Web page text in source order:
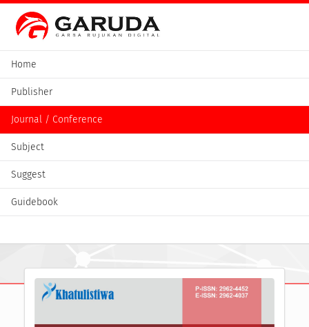
Home
Publisher
Journal / Conference
Subject
Suggest
Guidebook